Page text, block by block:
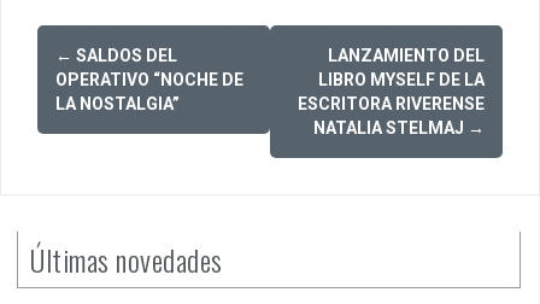
Post
navigation
← SALDOS DEL
OPERATIVO “NOCHE DE
LA NOSTALGIA”
LANZAMIENTO DEL
LIBRO MYSELF DE LA
ESCRITORA RIVERENSE
NATALIA STELMAJ →
Últimas novedades